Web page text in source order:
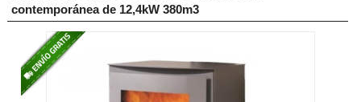
contemporánea de 12,4kW 380m3